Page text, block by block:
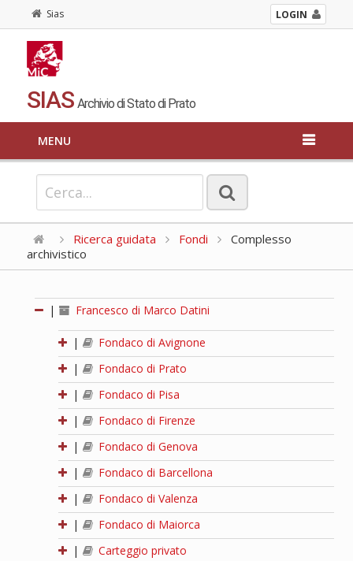
Sias LOGIN
SIAS Archivio di Stato di Prato
MENU
Ricerca guidata Fondi
Complesso
archivistico
| Francesco di Marco Datini
|
Fondaco di Avignone
|
Fondaco di Prato
|
Fondaco di Pisa
|
Fondaco di Firenze
|
Fondaco di Genova
|
Fondaco di Barcellona
|
Fondaco di Valenza
|
Fondaco di Maiorca
|
Carteggio privato